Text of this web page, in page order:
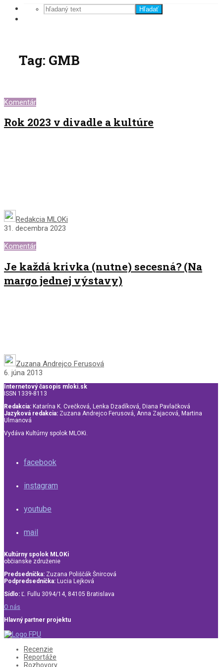
Hľadať
Tag: GMB
Komentár
Rok 2023 v divadle a kultúre
Redakcia MLOKi
31. decembra 2023
Komentár
Je každá krivka (nutne) secesná? (Na
margo jednej výstavy)
Zuzana Andrejco Ferusová
6. júna 2013
Internetový časopis mloki.sk
ISSN 1339-8113
Redakcia: Katarína K. Cvečková, Lenka Dzadíková, Diana Pavlačková
Jazyková redakcia: Zuzana Andrejco Ferusová, Anna Zajacová, Martina
Ulmanová
Vydáva Kultúrny spolok MLOKi.
facebook
instagram
youtube
mail
Kultúrny spolok MLOKi
občianske združenie
Predsedníčka: Zuzana Poliščák Šnircová
Podpredsedníčka: Lucia Lejková
Sídlo: Ľ. Fullu 3094/14, 84105 Bratislava
O nás
Hlavný partner projektu
Recenzie
Reportáže
Rozhovory